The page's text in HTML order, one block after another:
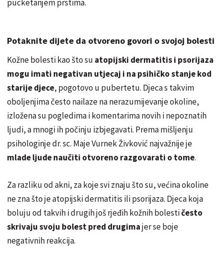
pucketanjem prstima.
Potaknite dijete da otvoreno govori o svojoj bolesti
Kožne bolesti kao što su atopijski dermatitis i psorijaza
mogu imati negativan utjecaj i na psihičko stanje kod
starije djece, pogotovo u pubertetu. Djeca s takvim
oboljenjima često nailaze na nerazumijevanje okoline,
izložena su pogledima i komentarima novih i nepoznatih
ljudi, a mnogi ih počinju izbjegavati. Prema mišljenju
psihologinje dr. sc. Maje Vurnek Živković najvažnije je
mlade ljude naučiti otvoreno razgovarati o tome.
Za razliku od akni, za koje svi znaju što su, većina okoline
ne zna što je atopijski dermatitis ili psorijaza. Djeca koja
boluju od takvih i drugih još rjeđih kožnih bolestičesto
skrivaju svoju bolest pred drugimajer se boje
negativnih reakcija.